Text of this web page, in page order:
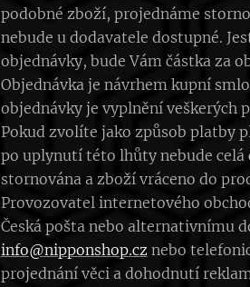
podobné zboží, projednáme
nebude u dodavatele dostupné.
objednávky, bude Vám částka za
Objednávka je návrhem kupní
objednávky je vyplnění veškerých
Pokud zvolíte jako způsob platby
po uplynutí této lhůty nebude celá
stornována a zboží vráceno do
Provozovatel internetového
Česká pošta nebo alternativnímu
info@nipponshop.cz nebo
projednání věci a dohodnutí